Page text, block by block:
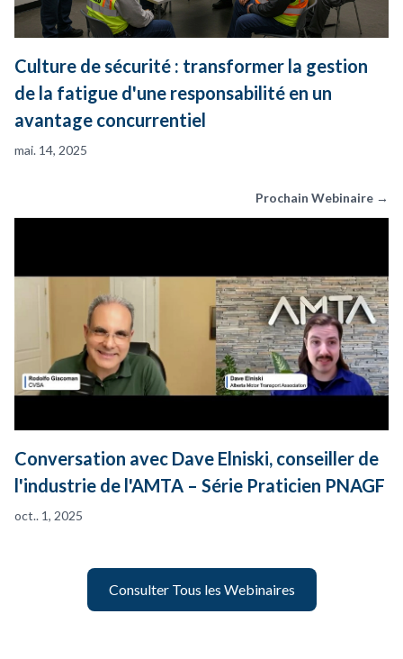
Culture de sécurité : transformer la gestion
de la fatigue d'une responsabilité en un
avantage concurrentiel
mai. 14, 2025
Prochain Webinaire →
Conversation avec Dave Elniski, conseiller de
l'industrie de l'AMTA – Série Praticien PNAGF
oct.. 1, 2025
Consulter Tous les Webinaires